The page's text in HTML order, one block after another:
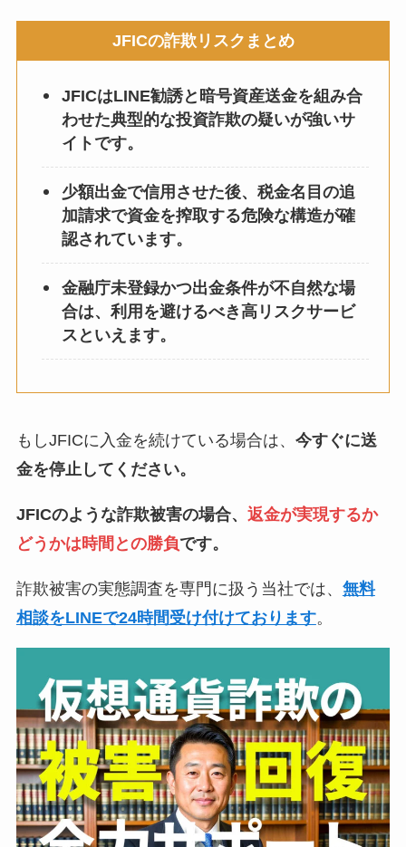
JFICの詐欺リスクまとめ
JFICはLINE勧誘と暗号資産送金を組み合
わせた典型的な投資詐欺の疑いが強いサ
イトです。
少額出金で信用させた後、税金名目の追
加請求で資金を搾取する危険な構造が確
認されています。
金融庁未登録かつ出金条件が不自然な場
合は、利用を避けるべき高リスクサービ
スといえます。
もしJFICに入金を続けている場合は、 今すぐに送
金を停止してください。
JFICのような詐欺被害の場合、 返金が実現するか
どうかは時間との勝負です。
詐欺被害の実態調査を専門に扱う当社では、 無料
相談をLINEで24時間受け付けております。